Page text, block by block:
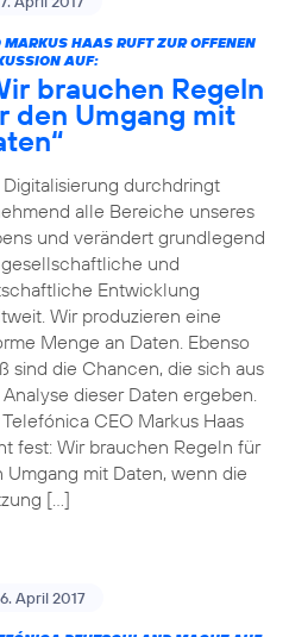
MARKUS HAAS RUFT ZUR OFFENEN
AUF:
brauchen Regeln
den Umgang mit
Digitalisierung durchdringt
alle Bereiche unseres
und verändert grundlegend
und
Entwicklung
Wir produzieren eine
Menge an Daten. Ebenso
sind die Chancen, die sich aus
dieser Daten ergeben.
Telefónica CEO Markus Haas
fest: Wir brauchen Regeln für
Umgang mit Daten, wenn die
[…]
April 2017